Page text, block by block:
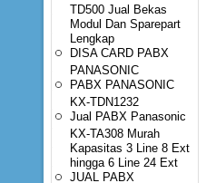
TD500 Jual Bekas
Modul Dan Sparepart
Lengkap
DISA CARD PABX
PANASONIC
PABX PANASONIC
KX-TDN1232
Jual PABX Panasonic
KX-TA308 Murah
Kapasitas 3 Line 8 Ext
hingga 6 Line 24 Ext
JUAL PABX